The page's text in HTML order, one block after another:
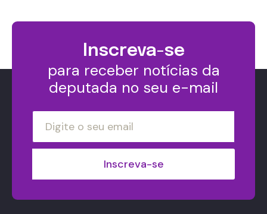
Inscreva-se
para receber notícias da
deputada no seu e-mail